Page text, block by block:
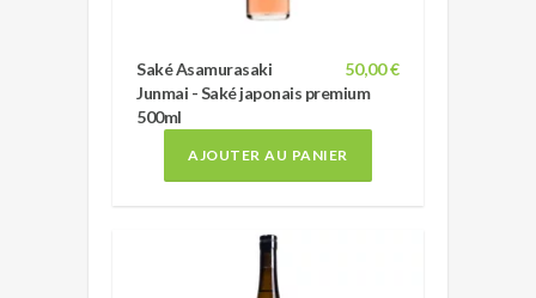
50,00 €
Saké Asamurasaki
Junmai - Saké japonais premium
500ml
AJOUTER AU PANIER